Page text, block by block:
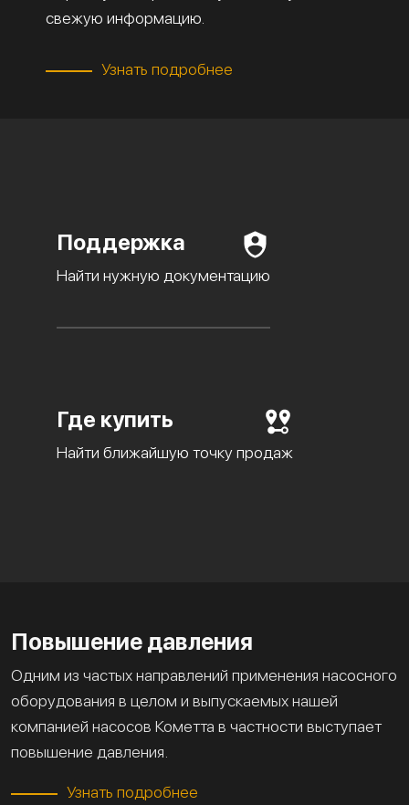
свежую информацию.
Узнать подробнее
Поддержка
Найти нужную документацию
Где купить
Найти ближайшую точку продаж
Повышение давления
Одним из частых направлений применения насосного
оборудования в целом и выпускаемых нашей
компанией насосов Кометта в частности выступает
повышение давления.
Узнать подробнее